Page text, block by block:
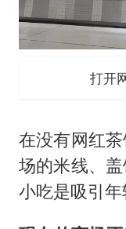
打开
在没有网红
场的米线、
小吃是吸引年